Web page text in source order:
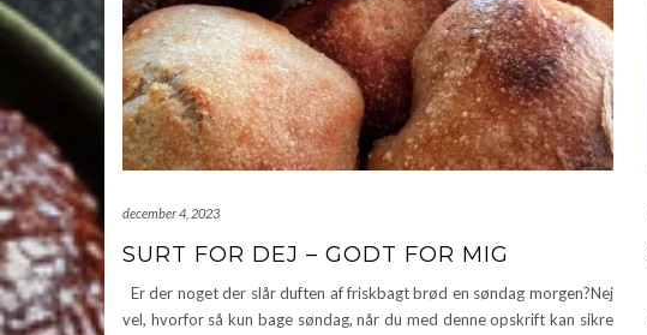
december 4, 2023
SURT FOR DEJ – GODT FOR MIG
Er der noget der slår duften af friskbagt brød en søndag morgen?Nej
vel, hvorfor så kun bage søndag, når du med denne opskrift kan sikre